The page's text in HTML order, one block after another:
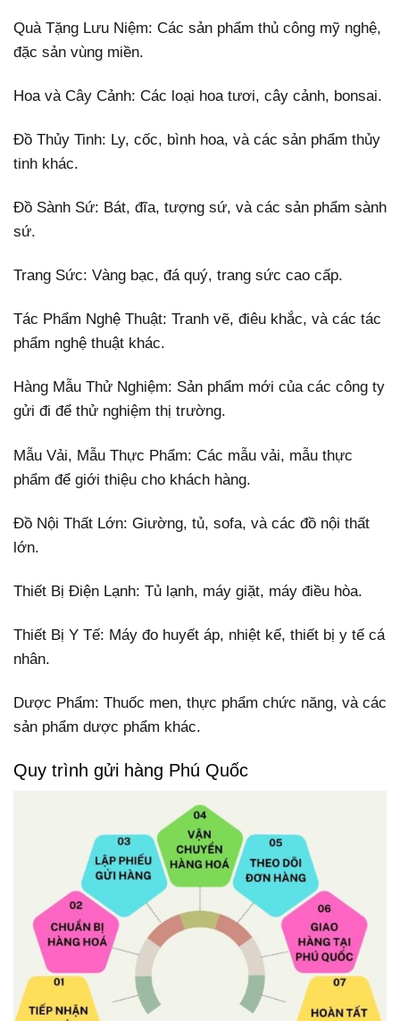
Quà Tặng Lưu Niệm: Các sản phẩm thủ công mỹ nghệ,
đặc sản vùng miền.
Hoa và Cây Cảnh: Các loại hoa tươi, cây cảnh, bonsai.
Đồ Thủy Tinh: Ly, cốc, bình hoa, và các sản phẩm thủy
tinh khác.
Đồ Sành Sứ: Bát, đĩa, tượng sứ, và các sản phẩm sành
sứ.
Trang Sức: Vàng bạc, đá quý, trang sức cao cấp.
Tác Phẩm Nghệ Thuật: Tranh vẽ, điêu khắc, và các tác
phẩm nghệ thuật khác.
Hàng Mẫu Thử Nghiệm: Sản phẩm mới của các công ty
gửi đi để thử nghiệm thị trường.
Mẫu Vải, Mẫu Thực Phẩm: Các mẫu vải, mẫu thực
phẩm để giới thiệu cho khách hàng.
Đồ Nội Thất Lớn: Giường, tủ, sofa, và các đồ nội thất
lớn.
Thiết Bị Điện Lạnh: Tủ lạnh, máy giặt, máy điều hòa.
Thiết Bị Y Tế: Máy đo huyết áp, nhiệt kế, thiết bị y tế cá
nhân.
Dược Phẩm: Thuốc men, thực phẩm chức năng, và các
sản phẩm dược phẩm khác.
Quy trình gửi hàng Phú Quốc